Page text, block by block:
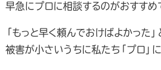
早急にプロに相談するのがおすすめ
「もっと早く頼んでおけばよかった
被害が小さいうちに私たち「プロ」